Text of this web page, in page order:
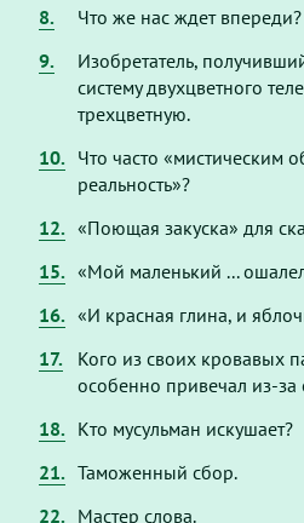
8.
Что же нас ждет впереди?
9.
Изобретатель,
систему двухцветного
трехцветную.
10. Что часто «мистическим
реальность»?
12. «Поющая закуска» для
15. «Мой маленький ...
16. «И красная глина, и
17.
Кого из своих кровавых
особенно привечал из-за
18. Кто мусульман искушает?
21. Таможенный сбор.
22. Мастер слова.